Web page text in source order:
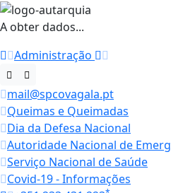
A obter dados...
Administração
mail@spcovagala.pt
Queimas e Queimadas
Dia da Defesa Nacional
Autoridade Nacional de
Serviço Nacional de Saúde
Covid-19 - Informações